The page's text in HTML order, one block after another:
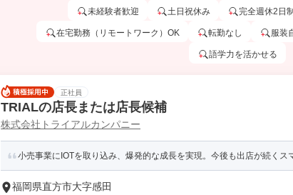
未経験者歓迎 土日祝休み 完全週休2日制
在宅勤務（リモートワーク）OK 転勤なし 服装
語学力を活かせる
正社員
TRIALの店長または店長候補
株式会社トライアルカンパニー
小売事業にIOTを取り込み、爆発的な成長を実現。今後も出店が続くス
福岡県直方市大字感田